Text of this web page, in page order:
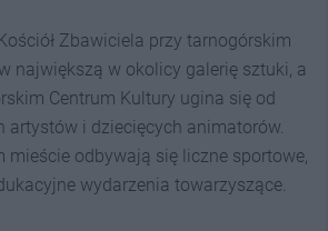
Zbawiciela przy tarnogórskim
największą w okolicy galerię sztuki, a
Centrum Kultury ugina się od
artystów i dziecięcych animatorów.
mieście odbywają się liczne sportowe,
wydarzenia towarzyszące.